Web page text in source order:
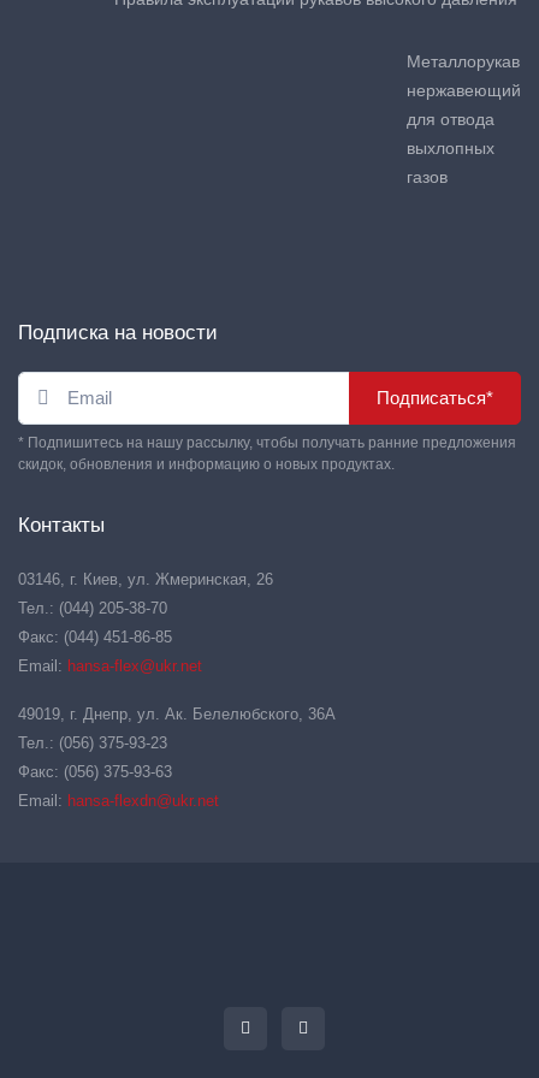
Металлорукав
нержавеющий
для отвода
выхлопных
газов
Подписка на новости
Подписаться*
* Подпишитесь на нашу рассылку, чтобы получать ранние предложения
скидок, обновления и информацию о новых продуктах.
Контакты
03146, г. Киев, ул. Жмеринская, 26
Тел.: (044) 205-38-70
Факс: (044) 451-86-85
Email: hansa-flex@ukr.net
49019, г. Днепр, ул. Ак. Белелюбского, 36А
Тел.: (056) 375-93-23
Факс: (056) 375-93-63
Email: hansa-flexdn@ukr.net